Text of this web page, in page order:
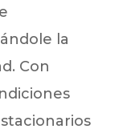
la
Con